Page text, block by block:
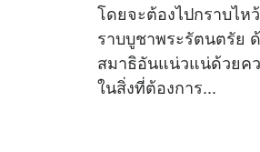
โดยจะต้องไปกราบไ
ราบบูชาพระรัตนตรัย
สมาธิอันแน่วแน่ด้วยค
ในสิ่งที่ต้องการ...